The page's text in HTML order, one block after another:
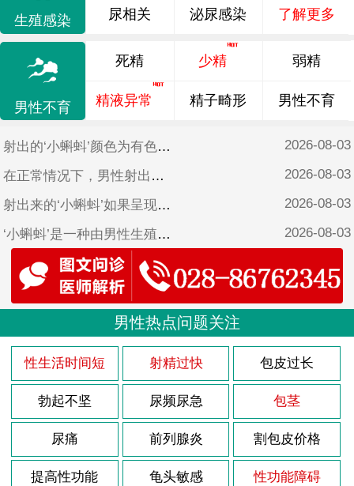
生殖感染 尿相关 泌尿感染 了解更多
男性不育
死精 少精 弱精
精液异常 精子畸形 男性不育
射出的‘小蝌蚪’颜色为有色可能是因为以下原因： 2026-08-03
在正常情况下，男性射出的精液会在几分钟内凝固成一种蛋白质胶状物质，这种现象被称为射精后凝固。但是有些男性可能会出现射出的‘小蝌蚪’不凝固的情况，这种现象被称为射后不凝。 2026-08-03
射出来的‘小蝌蚪’如果呈现块状，这可能是因为以下原因： 2026-08-03
‘小蝌蚪’是一种由男性生殖系统产生的细胞，通过射精的方式将其排出体外。而正常情况下，精液应该是透明的，有一定的黏稠度，颜色略带白色。然而，有些男性会发现，他们的精液有时候呈现出有色的果冻状。那么，这种情况是否正常呢？ 2026-08-03
射出的‘小蝌蚪’带血是一种不寻常的现象，它可能意味着存在某种健康问题或疾病。以下是可能导致射出‘小蝌蚪’带血的几种原因。
‘小蝌蚪’果冻状是指精液在射出后呈现凝固、黏稠、胶状或块状状态，通常与某些生理或疾病因素有关。 2026-08-03
精液是男性生殖系统的产物，其主要功能是将‘小蝌蚪’输送到女性体内，以实现受孕。正常情况下，精液呈淡有色或白色，具有较浓的粘性和黏性，以便维持‘小蝌蚪’在体内的存活和活动。然而，如果发现射出的精液有点发黄，可能是存在某些健康问题。
射出来的‘小蝌蚪’并非血液，而是一种液体，常常被称为精液或种子。它是由男性生殖系统中的几个部位（例如睾丸、前列腺、附睾、膀胱和尿道）共同产生的，其中包含着‘小蝌蚪’、蛋白质、糖类和其他成分。 2026-08-03
射出的精液是由‘小蝌蚪’和精浆组成的，在正常情况下颜色应该是白色或稍呈灰有色。如果精液呈现果冻状或黏稠状，可能是身体某些不健康的现象的表现。将为大家介绍一些如何调理果冻状的精液。 2026-08-03
射出来的‘小蝌蚪’全是血，这是一种罕见的病症，称为“血精病”或“血精切”。这种情况可能是由于以下几种原因引起的。 2026-08-03
近年来，随着人们生活水平的不断提高，年轻男性有着更高的工作压力和更繁忙的生活节奏，而这些因素不仅对身体造成了很大压力，也给男性带来了更多的心理负担。而35岁的男人，通常正处于状态，但如果突然出现阳痿症状，那么无疑会对他的身心健康造成的影响。 2026-08-02
阳痿，也叫做勃起功能障碍，是男性勃起障碍的一种。很多人认为，阳痿是老年人的专利，其实不然，现在越来越多的年轻人也面临着阳痿的问题。因此，很多人会问：33岁阳痿能恢复吗？ 2026-08-02
男性热点问题关注
性生活时间短 射精过快 包皮过长
勃起不坚 尿频尿急 包茎
尿痛 前列腺炎 割包皮价格
提高性功能 龟头敏感 性功能障碍